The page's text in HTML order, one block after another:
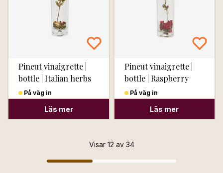
Pineut vinaigrette |
bottle | Italian herbs
På väg in
Läs mer
Pineut vinaigrette |
bottle | Raspberry
Pomegranate Mint
På väg in
Läs mer
Visar 12 av 34